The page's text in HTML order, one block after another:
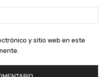
y sitio web en este